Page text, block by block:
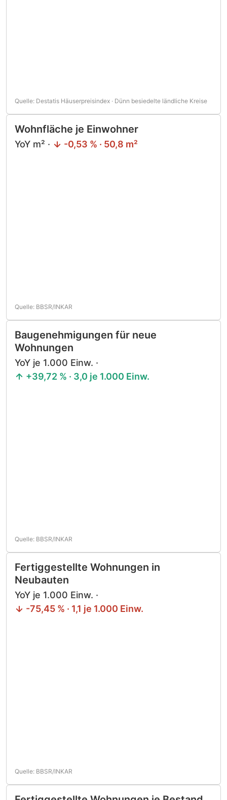
Quelle: Destatis Häuserpreisindex · Dünn besiedelte ländliche Kreise
Wohnfläche je Einwohner
YoY m² · -0,53 % · 50,8 m²
Quelle: BBSR/INKAR
Baugenehmigungen für neue
Wohnungen
YoY je 1.000 Einw. ·
+39,72 % · 3,0 je 1.000 Einw.
Quelle: BBSR/INKAR
Fertiggestellte Wohnungen in
Neubauten
YoY je 1.000 Einw. ·
-75,45 % · 1,1 je 1.000 Einw.
Quelle: BBSR/INKAR